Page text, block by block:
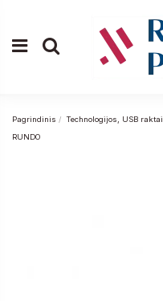
Pagrindinis Technologijos, USB raktai
RUNDO